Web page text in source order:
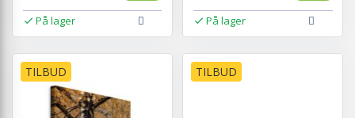
På lager På lager
TILBUD TILBUD